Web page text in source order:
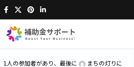
1人の参加者があり、最後に まちの灯りに